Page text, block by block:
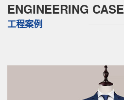
ENGINEERING CASE
工程案例